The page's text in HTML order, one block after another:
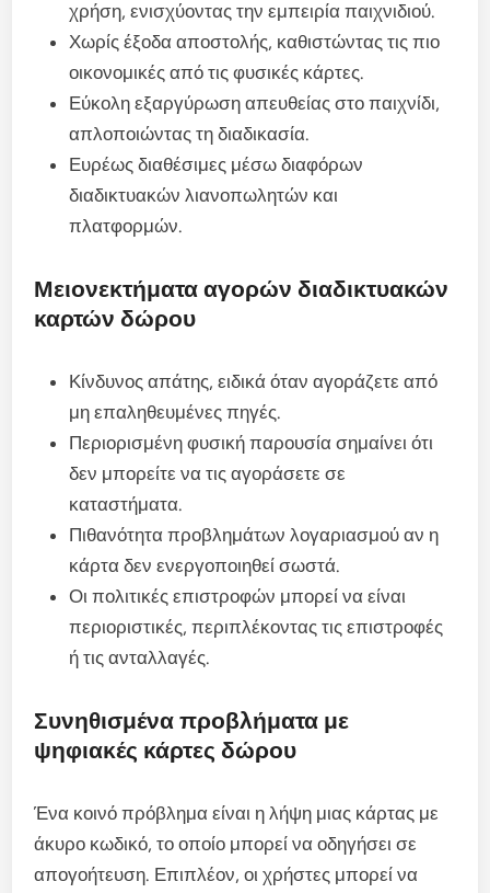
χρήση, ενισχύοντας την εμπειρία παιχνιδιού.
Χωρίς έξοδα αποστολής, καθιστώντας τις πιο
οικονομικές από τις φυσικές κάρτες.
Εύκολη εξαργύρωση απευθείας στο παιχνίδι,
απλοποιώντας τη διαδικασία.
Ευρέως διαθέσιμες μέσω διαφόρων
διαδικτυακών λιανοπωλητών και
πλατφορμών.
Μειονεκτήματα αγορών διαδικτυακών
καρτών δώρου
Κίνδυνος απάτης, ειδικά όταν αγοράζετε από
μη επαληθευμένες πηγές.
Περιορισμένη φυσική παρουσία σημαίνει ότι
δεν μπορείτε να τις αγοράσετε σε
καταστήματα.
Πιθανότητα προβλημάτων λογαριασμού αν η
κάρτα δεν ενεργοποιηθεί σωστά.
Οι πολιτικές επιστροφών μπορεί να είναι
περιοριστικές, περιπλέκοντας τις επιστροφές
ή τις ανταλλαγές.
Συνηθισμένα προβλήματα με
ψηφιακές κάρτες δώρου
Ένα κοινό πρόβλημα είναι η λήψη μιας κάρτας με
άκυρο κωδικό, το οποίο μπορεί να οδηγήσει σε
απογοήτευση. Επιπλέον, οι χρήστες μπορεί να